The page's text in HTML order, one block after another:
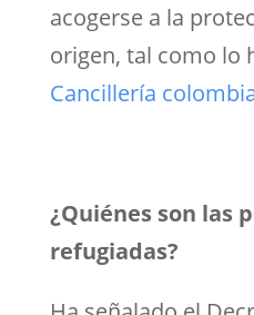
acogerse a la
origen, tal como lo
Cancillería
¿Quiénes son las
refugiadas?